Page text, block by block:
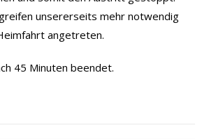
unsererseits mehr notwendig
angetreten.
45 Minuten beendet.